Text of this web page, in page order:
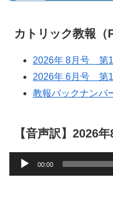
カトリック教報（
2026年 8月号 第
2026年 6月号 第
教報バックナンバ
【音声訳】2026
声
00:00